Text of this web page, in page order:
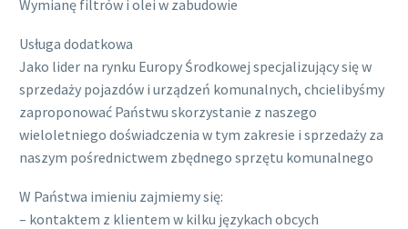
Wymianę filtrów i olei w zabudowie
Usługa dodatkowa
Jako lider na rynku Europy Środkowej specjalizujący się w
sprzedaży pojazdów i urządzeń komunalnych, chcielibyśmy
zaproponować Państwu skorzystanie z naszego
wieloletniego doświadczenia w tym zakresie i sprzedaży za
naszym pośrednictwem zbędnego sprzętu komunalnego
W Państwa imieniu zajmiemy się:
– kontaktem z klientem w kilku językach obcych